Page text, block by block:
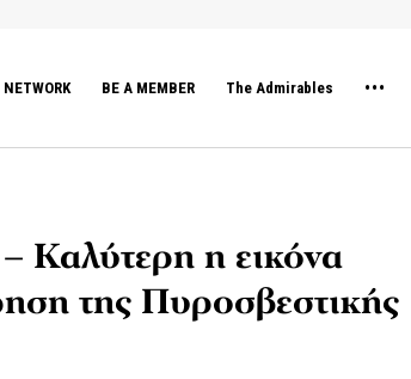
NETWORK BE A MEMBER The Admirables
Καλύτερη η εικόνα
της Πυροσβεστικής